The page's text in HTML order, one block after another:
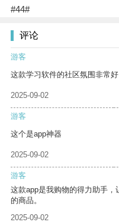
#44#
评论
游客
这款学习软件的社区氛围非常
2025-09-02
游客
这个是app神器
2025-09-02
游客
这款app是我购物的得力助手
的商品。
2025-09-02